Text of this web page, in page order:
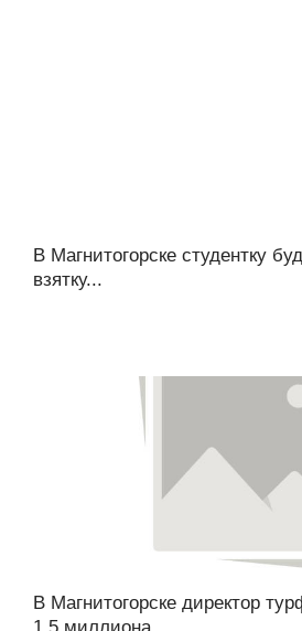
В Магнитогорске студентку
взятку...
В Магнитогорске директор
1,5 миллиона...